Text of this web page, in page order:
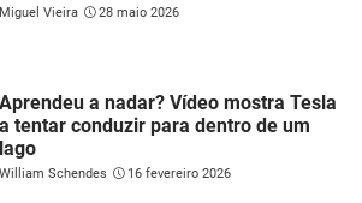
Miguel Vieira 28 maio 2026
Aprendeu a nadar? Vídeo mostra Tesla
a tentar conduzir para dentro de um
lago
William Schendes 16 fevereiro 2026